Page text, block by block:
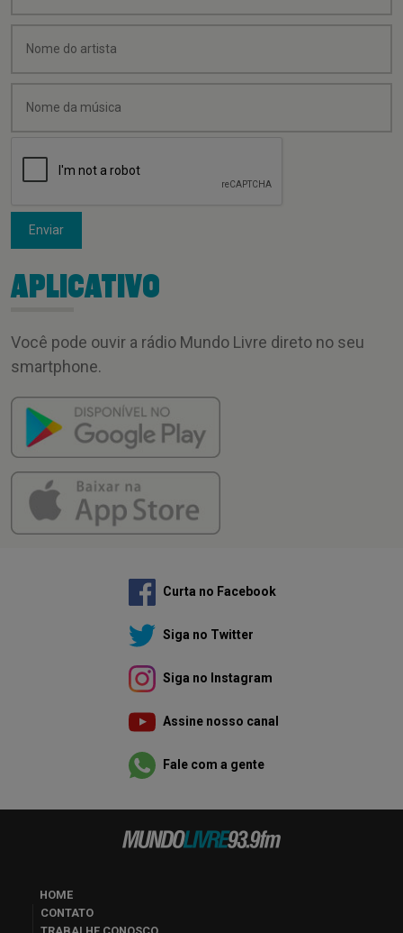
Enviar
APLICATIVO
Você pode ouvir a rádio Mundo Livre direto no seu
smartphone.
Curta no Facebook
Siga no Twitter
Siga no Instagram
Assine nosso canal
Fale com a gente
HOME
CONTATO